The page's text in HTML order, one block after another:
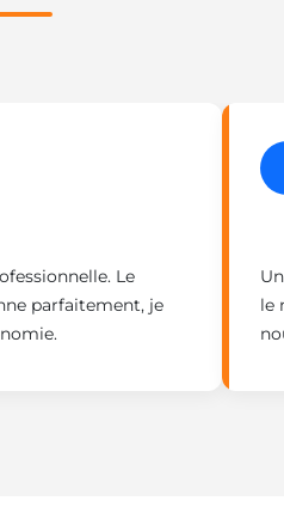
Le
parfaitement, je
le